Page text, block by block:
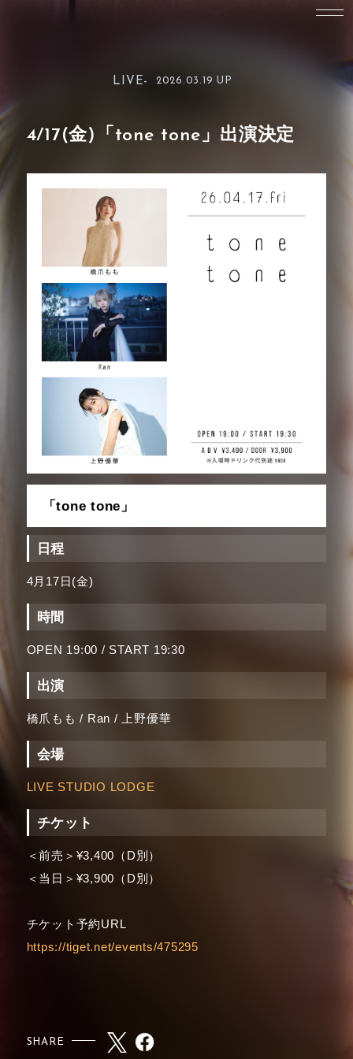
LIVE- 2026.03.19 UP
4/17(金)「tone tone」出演決定
「tone tone」
日程
4月17日(金)
時間
OPEN 19:00 / START 19:30
出演
橋爪もも / Ran / 上野優華
会場
LIVE STUDIO LODGE
チケット
＜前売＞¥3,400（D別）
＜当日＞¥3,900（D別）
チケット予約URL
https://tiget.net/events/475295
SHARE